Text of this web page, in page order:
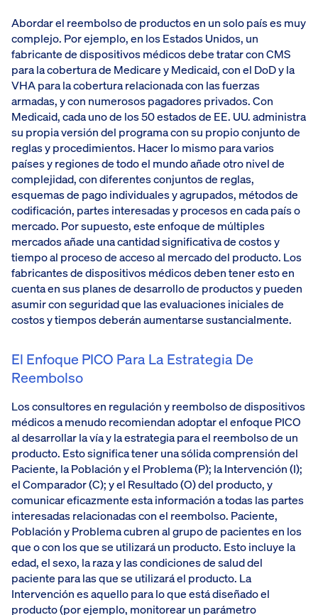
Abordar el reembolso de productos en un solo país es muy
complejo. Por ejemplo, en los Estados Unidos, un
fabricante de dispositivos médicos debe tratar con CMS
para la cobertura de Medicare y Medicaid, con el DoD y la
VHA para la cobertura relacionada con las fuerzas
armadas, y con numerosos pagadores privados. Con
Medicaid, cada uno de los 50 estados de EE. UU. administra
su propia versión del programa con su propio conjunto de
reglas y procedimientos. Hacer lo mismo para varios
países y regiones de todo el mundo añade otro nivel de
complejidad, con diferentes conjuntos de reglas,
esquemas de pago individuales y agrupados, métodos de
codificación, partes interesadas y procesos en cada país o
mercado. Por supuesto, este enfoque de múltiples
mercados añade una cantidad significativa de costos y
tiempo al proceso de acceso al mercado del producto. Los
fabricantes de dispositivos médicos deben tener esto en
cuenta en sus planes de desarrollo de productos y pueden
asumir con seguridad que las evaluaciones iniciales de
costos y tiempos deberán aumentarse sustancialmente.
El Enfoque PICO Para La Estrategia De
Reembolso
Los consultores en regulación y reembolso de dispositivos
médicos a menudo recomiendan adoptar el enfoque PICO
al desarrollar la vía y la estrategia para el reembolso de un
producto. Esto significa tener una sólida comprensión del
Paciente, la Población y el Problema (P); la Intervención (I);
el Comparador (C); y el Resultado (O) del producto, y
comunicar eficazmente esta información a todas las partes
interesadas relacionadas con el reembolso. Paciente,
Población y Problema cubren al grupo de pacientes en los
que o con los que se utilizará un producto. Esto incluye la
edad, el sexo, la raza y las condiciones de salud del
paciente para las que se utilizará el producto. La
Intervención es aquello para lo que está diseñado el
producto (por ejemplo, monitorear un parámetro